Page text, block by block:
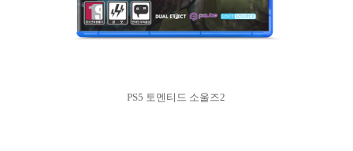
PS5 토멘티드 소울즈2